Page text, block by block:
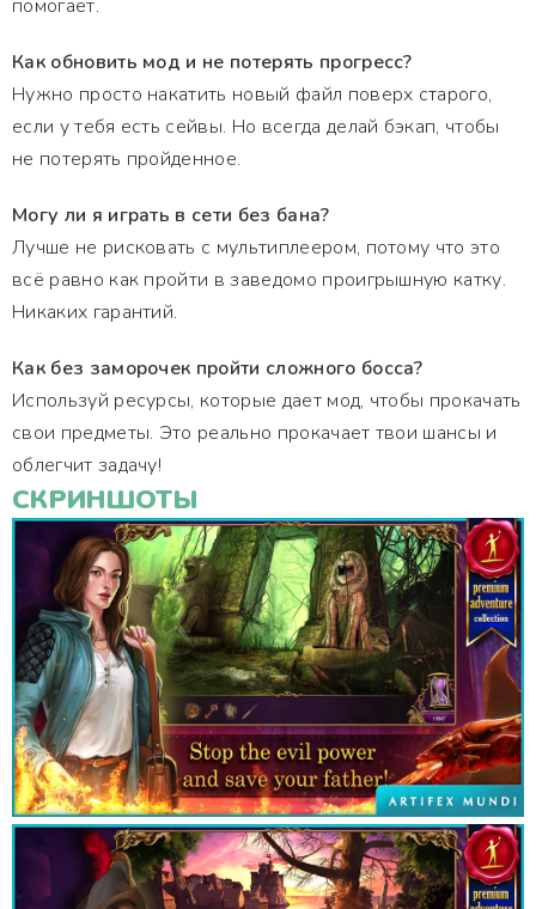
помогает.
Как обновить мод и не потерять прогресс?
Нужно просто накатить новый файл поверх старого,
если у тебя есть сейвы. Но всегда делай бэкап, чтобы
не потерять пройденное.
Могу ли я играть в сети без бана?
Лучше не рисковать с мультиплеером, потому что это
всё равно как пройти в заведомо проигрышную катку.
Никаких гарантий.
Как без заморочек пройти сложного босса?
Используй ресурсы, которые дает мод, чтобы прокачать
свои предметы. Это реально прокачает твои шансы и
облегчит задачу!
СКРИНШОТЫ